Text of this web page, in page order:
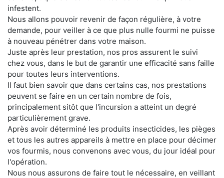
infestent.
Nous allons pouvoir revenir de façon régulière, à votre
demande, pour veiller à ce que plus nulle fourmi ne puisse
à nouveau pénétrer dans votre maison.
Juste après leur prestation, nos pros assurent le suivi
chez vous, dans le but de garantir une efficacité sans faille
pour toutes leurs interventions.
Il faut bien savoir que dans certains cas, nos prestations
peuvent se faire en un certain nombre de fois,
principalement sitôt que l'incursion a atteint un degré
particulièrement grave.
Après avoir déterminé les produits insecticides, les pièges
et tous les autres appareils à mettre en place pour décimer
vos fourmis, nous convenons avec vous, du jour idéal pour
l'opération.
Nous nous assurons de faire tout le nécessaire, en veillant